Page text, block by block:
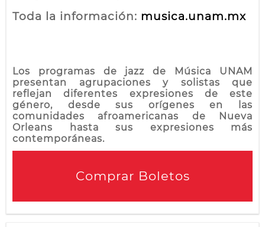
Toda la información: musica.unam.mx
Los programas de jazz de Música UNAM
presentan agrupaciones y solistas que
reflejan diferentes expresiones de este
género, desde sus orígenes en las
comunidades afroamericanas de Nueva
Orleans hasta sus expresiones más
contemporáneas.
Comprar Boletos